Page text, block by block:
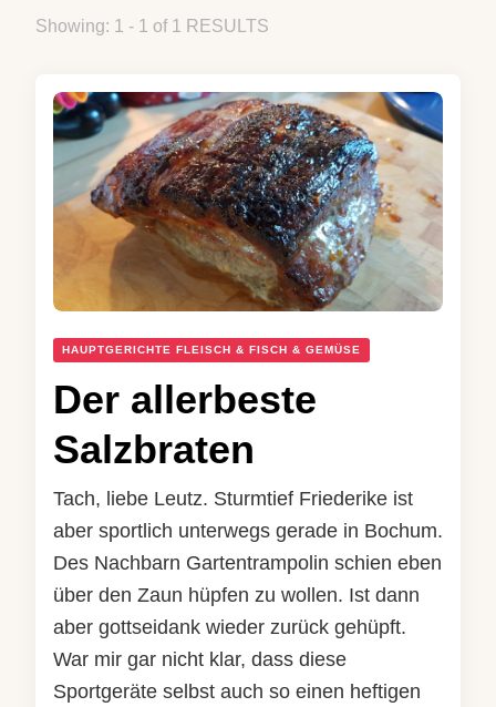
Showing: 1 - 1 of 1 RESULTS
HAUPTGERICHTE FLEISCH & FISCH & GEMÜSE
Der allerbeste
Salzbraten
Tach, liebe Leutz. Sturmtief Friederike ist
aber sportlich unterwegs gerade in Bochum.
Des Nachbarn Gartentrampolin schien eben
über den Zaun hüpfen zu wollen. Ist dann
aber gottseidank wieder zurück gehüpft.
War mir gar nicht klar, dass diese
Sportgeräte selbst auch so einen heftigen